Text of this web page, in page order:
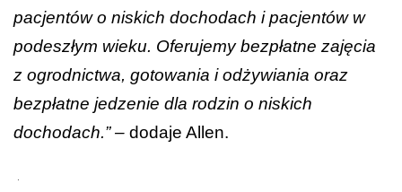
pacjentów o niskich dochodach i pacjentów w
podeszłym wieku. Oferujemy bezpłatne zajęcia
z ogrodnictwa, gotowania i odżywiania oraz
bezpłatne jedzenie dla rodzin o niskich
dochodach.” – dodaje Allen.